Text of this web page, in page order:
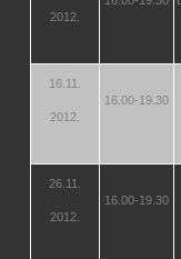
2012.
16.11.
2012.
16.00-19.30
26.11.
2012.
16.00-19.30